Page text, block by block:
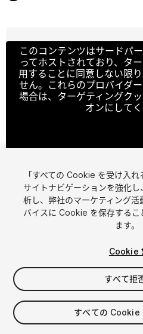
このコンテンツはサードパ
ってホストされており、タ
用することに同意しない限
せん。これらのプロバイダ
場合は、ターゲティングク
オンにしてく
1 /3
$9.99
消費税は決済時に計算されます
「すべての Cookie を受け入れ
サイトナビゲーションを強化
析し、弊社のマーケティング
バイスに Cookie を保存するこ
ます。
Cookie
すべて拒
すべての Cookie